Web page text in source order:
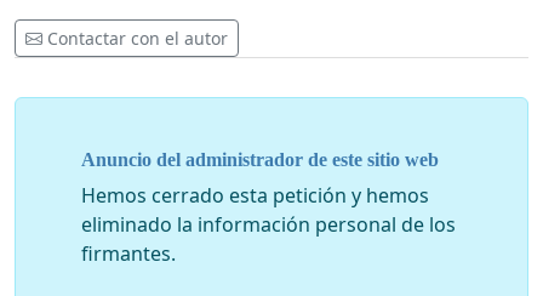
Nuestra institución considera que este tipo de
actividades culturales (arte contemporáneo y
valor y un crecimiento cultural armónico en la comuna
Muchas gracias
Atentamente,
Contactar con el autor
Anuncio del administrador de este sitio web
Hemos cerrado esta petición y hemos
eliminado la información personal de los
firmantes.